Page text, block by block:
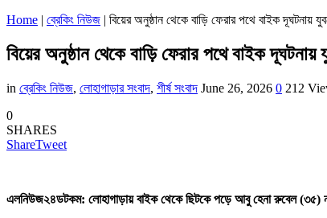
Home | ব্রেকিং নিউজ | বিয়ের অনুষ্ঠান থেকে বাড়ি ফেরার পথে বাইক দূঘটনায়
বিয়ের অনুষ্ঠান থেকে বাড়ি ফেরার পথে বাইক
in ব্রেকিং নিউজ, লোহাগাড়ার সংবাদ, শীর্ষ সংবাদ June 26, 2026 0 212
0
SHARES
ShareTweet
এলনিউজ২৪ডটকম: লোহাগাড়ায় বাইক থেকে ছিটকে পড়ে আবু হেনা রুবেল (৩৫)